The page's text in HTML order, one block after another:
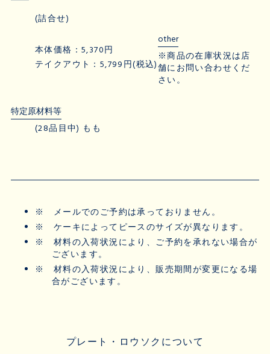
(詰合せ)
本体価格：5,370円
テイクアウト：5,799円(税込)
other
※商品の在庫状況は店
舗にお問い合わせくだ
さい。
特定原材料等
(28品目中) もも
※ メールでのご予約は承っておりません。
※ ケーキによってピースのサイズが異なります。
※ 材料の入荷状況により、ご予約を承れない場合が
ございます。
※ 材料の入荷状況により、販売期間が変更になる場
合がございます。
プレート・ロウソクについて